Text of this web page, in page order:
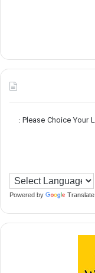
Powered by Translate